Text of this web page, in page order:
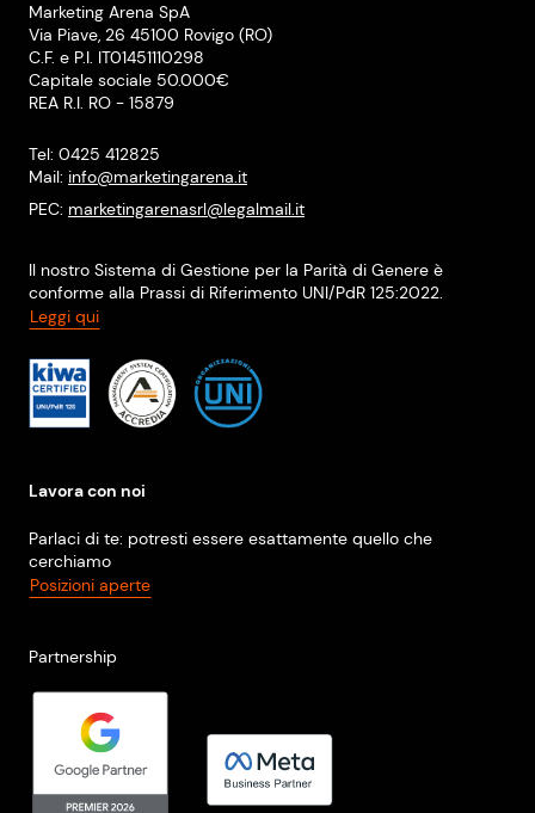
Marketing Arena SpA
Via Piave, 26 45100 Rovigo (RO)
C.F. e P.I. IT01451110298
Capitale sociale 50.000€
REA R.I. RO - 15879
Tel: 0425 412825
Mail: info@marketingarena.it
PEC: marketingarenasrl@legalmail.it
Il nostro Sistema di Gestione per la Parità di Genere è
conforme alla Prassi di Riferimento UNI/PdR 125:2022.
Leggi qui
Lavora con noi
Parlaci di te: potresti essere esattamente quello che
cerchiamo
Posizioni aperte
Partnership